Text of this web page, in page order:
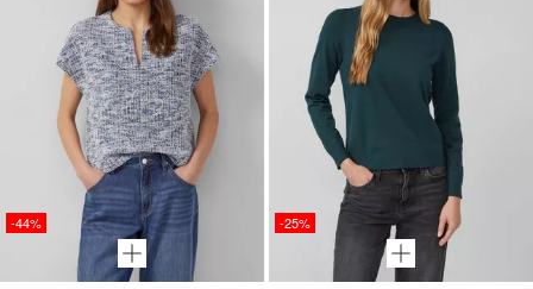
-44% -25%